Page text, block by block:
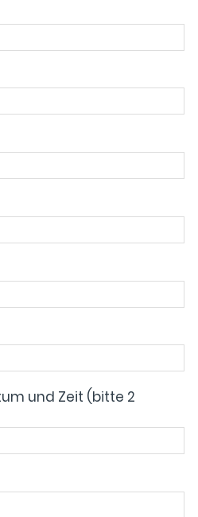
und Zeit (bitte 2